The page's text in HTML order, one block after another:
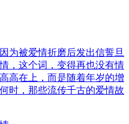
为被爱情折磨后发出信誓旦
，这个词，变得再也没有情
高在上，而是随着年岁的增
时，那些流传千古的爱情故